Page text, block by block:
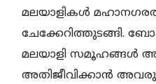
മലയാളികള്‍
ചേക്കേറിത്തുടങ്ങി.
മലയാളി സമൂഹങ്ങള്‍
അതിജീവിക്കാന്‍